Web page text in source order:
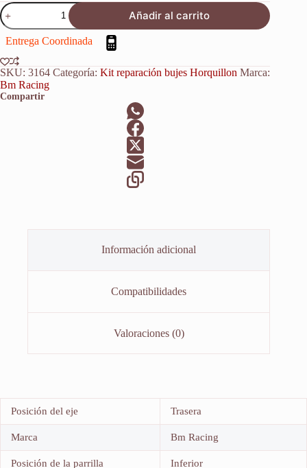
Kit
Reparacion
Horquillon
Ktm
85
Bw
2013-
2018
Añadir al carrito
Entrega Coordinada
SKU: 3164 Categoría: Kit reparación bujes Horquillon Marca:
Bm Racing
Compartir
Información adicional
Compatibilidades
Valoraciones (0)
Posición del eje Trasera
Marca Bm Racing
Posición de la parrilla Inferior